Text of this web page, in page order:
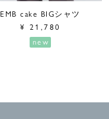
EMB cake BIGシャツ
¥ 21,780
new